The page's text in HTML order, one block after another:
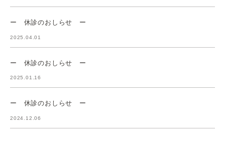
ー 休診のおしらせ ー
2025.04.01
ー 休診のおしらせ ー
2025.01.16
ー 休診のおしらせ ー
2024.12.06